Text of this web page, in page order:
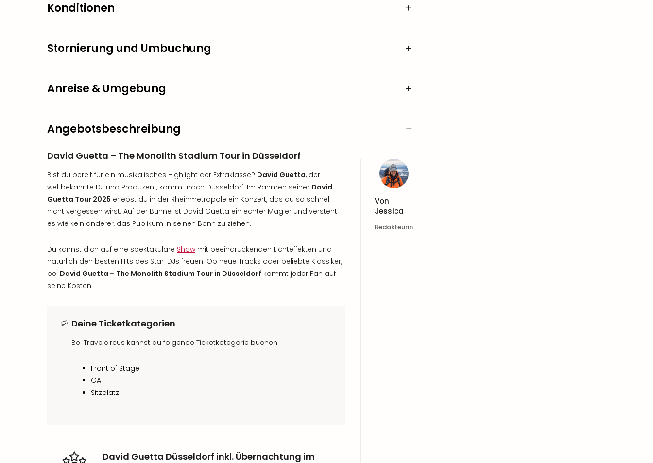
Konditionen
Stornierung und Umbuchung
Anreise & Umgebung
Angebotsbeschreibung
David Guetta – The Monolith Stadium Tour in Düsseldorf
Bist du bereit für ein musikalisches Highlight der Extraklasse? David Guetta, der
weltbekannte DJ und Produzent, kommt nach Düsseldorf! Im Rahmen seiner David
Guetta Tour 2025 erlebst du in der Rheinmetropole ein Konzert, das du so schnell
nicht vergessen wirst. Auf der Bühne ist David Guetta ein echter Magier und versteht
es wie kein anderer, das Publikum in seinen Bann zu ziehen.
Du kannst dich auf eine spektakuläre Show mit beeindruckenden Lichteffekten und
natürlich den besten Hits des Star-DJs freuen. Ob neue Tracks oder beliebte Klassiker,
bei David Guetta – The Monolith Stadium Tour in Düsseldorf kommt jeder Fan auf
seine Kosten.
Deine Ticketkategorien
Bei Travelcircus kannst du folgende Ticketkategorie buchen:
Front of Stage
GA
Sitzplatz
David Guetta Düsseldorf inkl. Übernachtung im
Von
Jessica
Redakteurin